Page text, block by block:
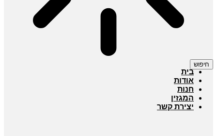
חיפוש
בית
אודות
חנות
המגזין
יצירת קשר